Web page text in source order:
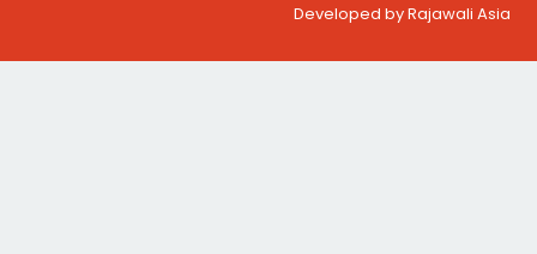
Developed by Rajawali Asia